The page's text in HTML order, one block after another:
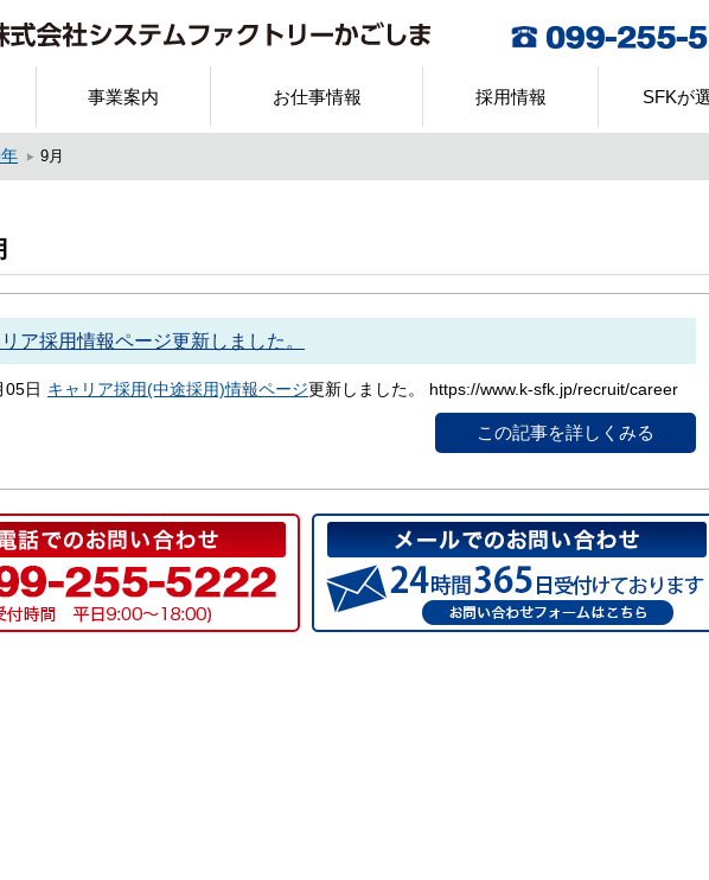
事業案内 お仕事情報 採用情報 SFKが
9月
ア採用情報ページ更新しました。
05日 キャリア採用(中途採用)情報ページ更新しました。 https://www.k-sfk.jp/recruit/career
この記事を詳しくみる